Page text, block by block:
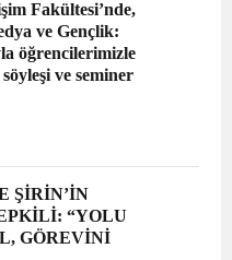
Fakültesi’nde,
ve Gençlik:
öğrencilerimizle
ve seminer
ŞİRİN’İN
“YOLU
GÖREVİNİ